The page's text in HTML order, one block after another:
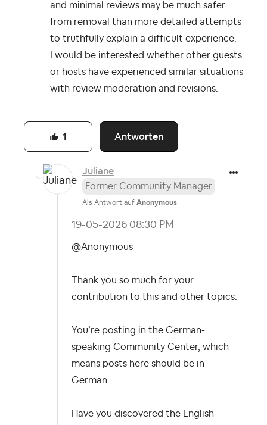
and minimal reviews may be much safer
from removal than more detailed attempts
to truthfully explain a difficult experience.
I would be interested whether other guests
or hosts have experienced similar situations
with review moderation and revisions.
Antworten
1
Juliane
Former Community Manager
Als Antwort auf Anonymous
‎19-05-2026 08:30 PM
@Anonymous
Thank you so much for your
contribution to this and other topics.
You’re posting in the German-
speaking Community Center, which
means posts here should be in
German.
Have you discovered the English-